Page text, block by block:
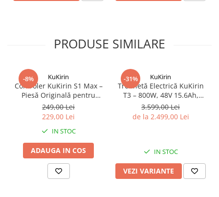
PRODUSE SIMILARE
-8% KuKirin
Controler KuKirin S1 Max –
Piesă Originală pentru
Trotinetă Electrică
249,00 Lei
229,00 Lei
IN STOC
ADAUGA IN COS
-31% KuKirin
Trotinetă Electrică KuKirin
T3 – 800W, 48V 15.6Ah,
Autonomie 58 km, Viteză 45
km/h
3.599,00 Lei
de la 2.499,00 Lei
IN STOC
VEZI VARIANTE